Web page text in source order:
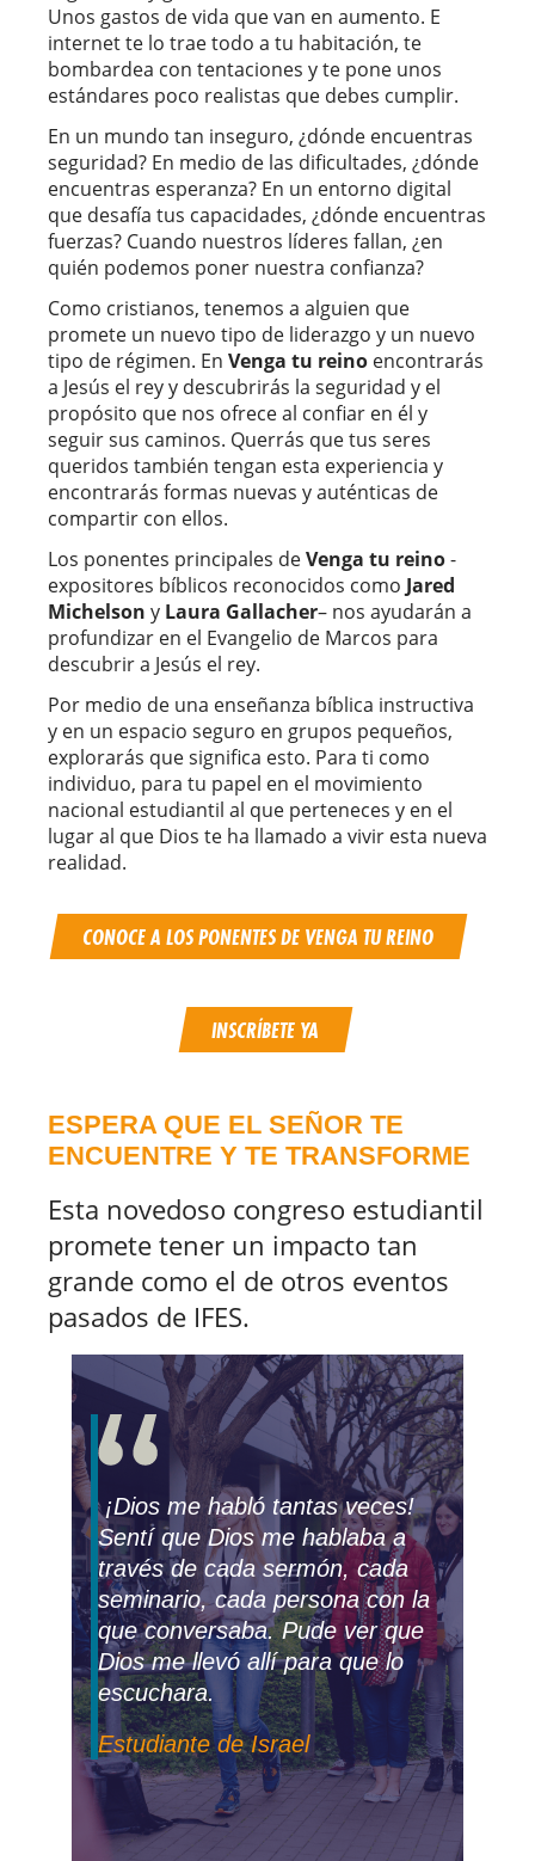
Unos gastos de vida que van en aumento. E
internet te lo trae todo a tu habitación, te
bombardea con tentaciones y te pone unos
estándares poco realistas que debes cumplir.
En un mundo tan inseguro, ¿dónde encuentras
seguridad? En medio de las dificultades, ¿dónde
encuentras esperanza? En un entorno digital
que desafía tus capacidades, ¿dónde encuentras
fuerzas? Cuando nuestros líderes fallan, ¿en
quién podemos poner nuestra confianza?
Como cristianos, tenemos a alguien que
promete un nuevo tipo de liderazgo y un nuevo
tipo de régimen. En Venga tu reino encontrarás
a Jesús el rey y descubrirás la seguridad y el
propósito que nos ofrece al confiar en él y
seguir sus caminos. Querrás que tus seres
queridos también tengan esta experiencia y
encontrarás formas nuevas y auténticas de
compartir con ellos.
Los ponentes principales deVenga tu reino-
expositores bíblicos reconocidos como Jared
Michelson y Laura Gallacher– nos ayudarán a
profundizar en el Evangelio de Marcos para
descubrir a Jesús el rey.
Por medio de una enseñanza bíblica instructiva
y en un espacio seguro en grupos pequeños,
explorarás que significa esto. Para ti como
individuo, para tu papel en el movimiento
nacional estudiantil al que perteneces y en el
lugar al que Dios te ha llamado a vivir esta nueva
realidad.
CONOCE A LOS PONENTES DE VENGA TU REINO
INSCRÍBETE YA
ESPERA QUE EL SEÑOR TE
ENCUENTRE Y TE TRANSFORME
Esta novedoso congreso estudiantil
promete tener un impacto tan
grande como el de otros eventos
pasados de IFES.
¡Dios me habló tantas veces!
Sentí que Dios me hablaba a
través de cada sermón, cada
seminario, cada persona con la
que conversaba. Pude ver que
Dios me llevó allí para que lo
escuchara.
Estudiante de Israel